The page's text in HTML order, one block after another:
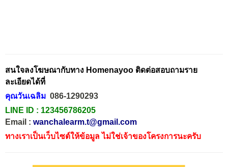
สนใจลงโฆษณากับทาง Homenayoo ติดต่อสอบถามราย
ละเอียดได้ที่
คุณวันเฉลิม 086-1290293
LINE ID : 123456786205
Email : wanchalearm.t@gmail.com
ทางเราเป็นเว็บไซต์ให้ข้อมูล ไม่ใช่เจ้าของโครงการนะครับ